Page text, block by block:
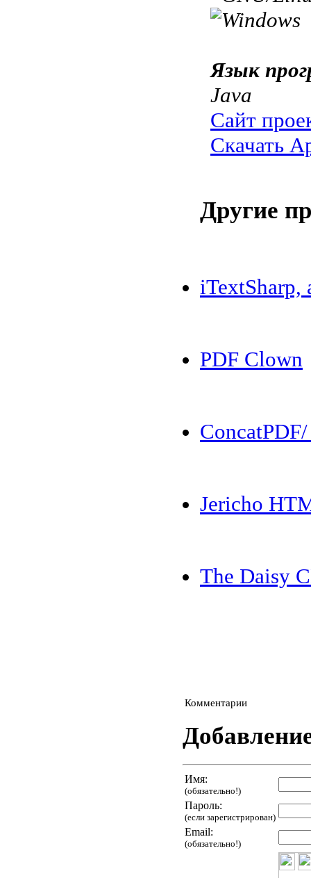
Язык
Java
Сайт
Скачать
Другие
iTextSharp,
PDF Clown
Jericho
The Daisy
Комментарии
Имя:
(обязательно!)
Пароль:
(если зарегистрирован)
Email:
(обязательно!)